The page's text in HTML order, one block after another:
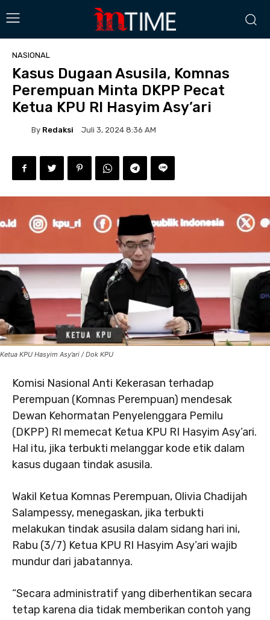
NASIONAL
Kasus Dugaan Asusila, Komnas
Perempuan Minta DKPP Pecat
Ketua KPU RI Hasyim Asy’ari
By Redaksi Juli 3, 2024 8:36 AM
Ketua KPU Hasyim Asy’ari / Dok KPU
Komisi Nasional Anti Kekerasan terhadap
Perempuan (Komnas Perempuan) mendesak
Dewan Kehormatan Penyelenggara Pemilu
(DKPP) RI memecat Ketua KPU RI Hasyim Asy’ari.
Hal itu, jika terbukti melanggar kode etik dalam
kasus dugaan tindak asusila.
Wakil Ketua Komnas Perempuan, Olivia Chadijah
Salampessy, menegaskan, jika terbukti
melakukan tindak asusila dalam sidang hari ini,
Rabu (3/7) Ketua KPU RI Hasyim Asy’ari wajib
mundur dari jabatannya.
“Secara administratif yang diberhentikan secara
tetap karena dia tidak memberikan contoh yang